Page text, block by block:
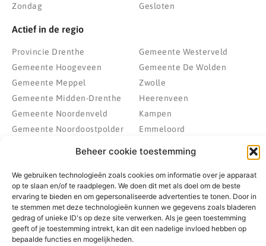
Beheer cookie toestemming
We gebruiken technologieën zoals cookies om informatie over je apparaat
op te slaan en/of te raadplegen. We doen dit met als doel om de beste
ervaring te bieden en om gepersonaliseerde advertenties te tonen. Door in
te stemmen met deze technologieën kunnen we gegevens zoals bladeren
gedrag of unieke ID's op deze site verwerken. Als je geen toestemming
geeft of je toestemming intrekt, kan dit een nadelige invloed hebben op
bepaalde functies en mogelijkheden.
Zondag
Gesloten
Actief in de regio
Provincie Drenthe
Gemeente Hoogeveen
Gemeente Meppel
Gemeente Midden-Drenthe
Gemeente Noordenveld
Gemeente Noordoostpolder
Gemeente Westerveld
Gemeente De Wolden
Zwolle
Heerenveen
Kampen
Emmeloord
© 2022 - 2026 BespaarPartner | Alle rechten voorbehouden